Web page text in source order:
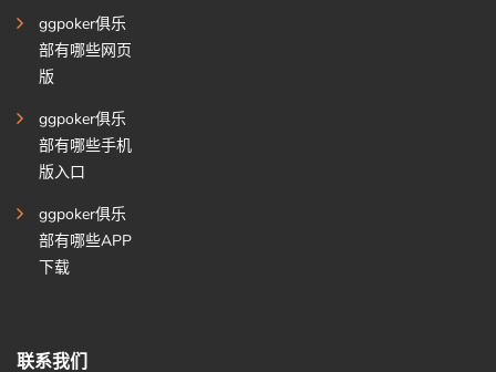
ggpoker俱乐
部有哪些网页
版
ggpoker俱乐
部有哪些手机
版入口
ggpoker俱乐
部有哪些APP
下载
联系我们